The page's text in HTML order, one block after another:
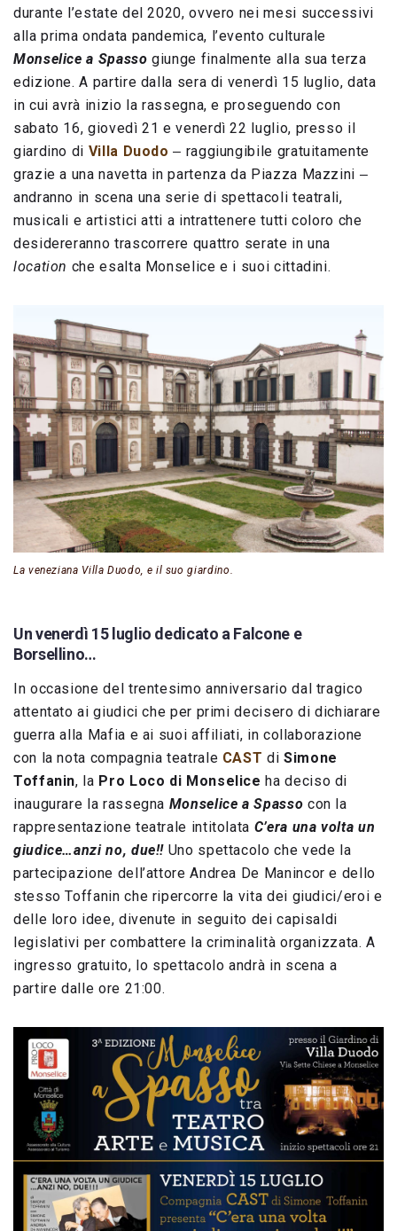
durante l’estate del 2020, ovvero nei mesi successivi
alla prima ondata pandemica, l’evento culturale
Monselice a Spasso giunge finalmente alla sua terza
edizione. A partire dalla sera di venerdì 15 luglio, data
in cui avrà inizio la rassegna, e proseguendo con
sabato 16, giovedì 21 e venerdì 22 luglio, presso il
giardino di Villa Duodo ‒ raggiungibile gratuitamente
grazie a una navetta in partenza da Piazza Mazzini ‒
andranno in scena una serie di spettacoli teatrali,
musicali e artistici atti a intrattenere tutti coloro che
desidereranno trascorrere quattro serate in una
location che esalta Monselice e i suoi cittadini.
La veneziana Villa Duodo, e il suo giardino.
Un venerdì 15 luglio dedicato a Falcone e
Borsellino…
In occasione del trentesimo anniversario dal tragico
attentato ai giudici che per primi decisero di dichiarare
guerra alla Mafia e ai suoi affiliati, in collaborazione
con la nota compagnia teatrale CAST di Simone
Toffanin, la Pro Loco di Monselice ha deciso di
inaugurare la rassegna Monselice a Spasso con la
rappresentazione teatrale intitolata C’era una volta un
giudice…anzi no, due!! Uno spettacolo che vede la
partecipazione dell’attore Andrea De Manincor e dello
stesso Toffanin che ripercorre la vita dei giudici/eroi e
delle loro idee, divenute in seguito dei capisaldi
legislativi per combattere la criminalità organizzata. A
ingresso gratuito, lo spettacolo andrà in scena a
partire dalle ore 21:00.